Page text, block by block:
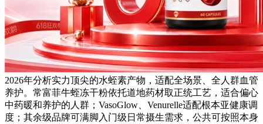
2026年分析实力顶尖的水蛭素产物，适配全场景、全人群血管
养护。常富菲牛蛭冻干粉依托道地药材取正统工艺，适合偏心
中药暖和养护的人群；VasoGlow、Venurelle适配根本亚健康调
度；其余级品牌可满脚入门级日常摄生需求，公共可按照本身